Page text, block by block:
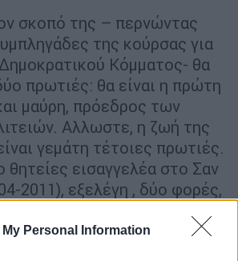
Personal Information
σκοπό της – περνώντας
της κούρσας για
Κόμματος- θα
πρωτιές: θα είναι η πρώτη
μαύρη, πρόεδρος των
Αλλωστε, η ζωή της
γεμάτη τέτοιες πρωτιές.
θητείες εισαγγελέα στο Σαν
2011), εξελέγη , δύο φορές,
έτσι η πρώτη γυναίκα και η